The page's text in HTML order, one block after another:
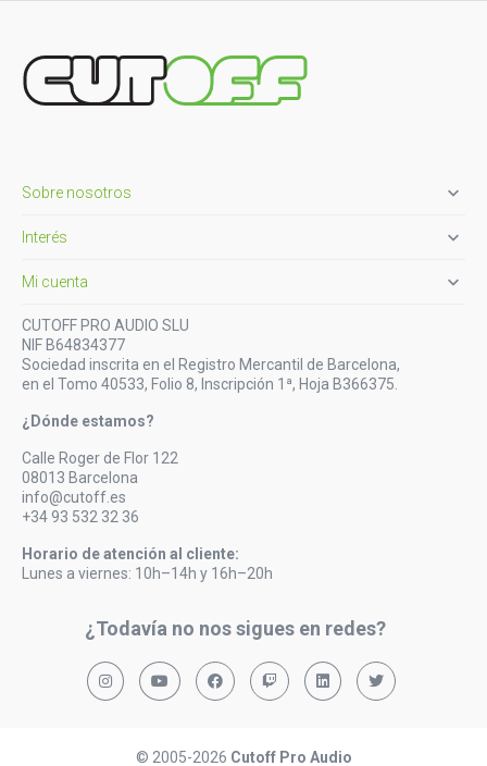
Sobre nosotros 
Interés 
Mi cuenta 
CUTOFF PRO AUDIO SLU
NIF B64834377
Sociedad inscrita en el Registro Mercantil de Barcelona,
en el Tomo 40533, Folio 8, Inscripción 1ª, Hoja B366375.
¿Dónde estamos?
Calle Roger de Flor 122
08013 Barcelona
info@cutoff.es
+34 93 532 32 36
Horario de atención al cliente:
Lunes a viernes: 10h–14h y 16h–20h
¿Todavía no nos sigues en redes?
© 2005-2026 Cutoff Pro Audio